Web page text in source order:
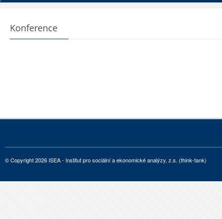
Konference
© Copyright 2026 ISEA - Institut pro sociální a ekonomické analýzy, z.s. (think-tank)